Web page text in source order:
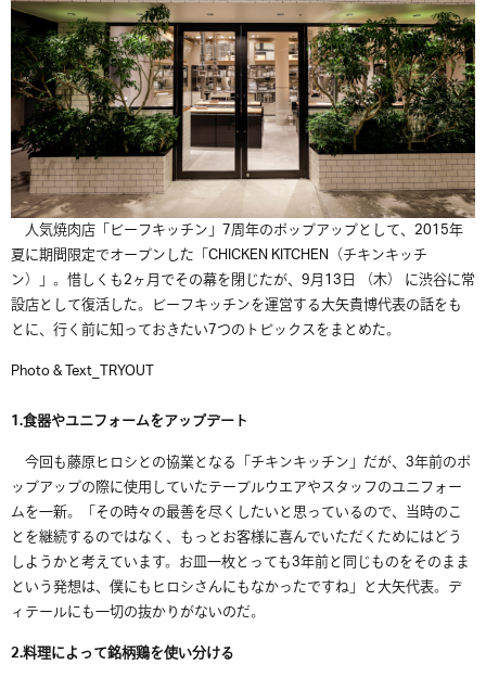
人気焼肉店「ビーフキッチン」 7周年のポップアップとして、 2015年
夏に期間限定でオープンした「CHICKEN KITCHEN（チキンキッチ
ン） 」。惜しくも2ヶ月でその幕を閉じたが、 9月13日 （木） に渋谷に常
設店として復活した。ビーフキッチンを運営する大矢貴博代表の話をも
とに、行く前に知っておきたい7つのトピックスをまとめた。
Photo & Text_TRYOUT
1.食器やユニフォームをアップデート
今回も藤原ヒロシとの協業となる「チキンキッチン」だが、 3年前のポ
ップアップの際に使用していたテーブルウエアやスタッフのユニフォー
ムを一新。「その時々の最善を尽くしたいと思っているので、当時のこ
とを継続するのではなく、もっとお客様に喜んでいただくためにはどう
しようかと考えています。お皿一枚とっても3年前と同じものをそのまま
という発想は、僕にもヒロシさんにもなかったですね」と大矢代表。デ
ィテールにも一切の抜かりがないのだ。
2.料理によって銘柄鶏を使い分ける